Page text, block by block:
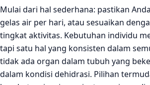
Mulai dari hal sederhana: pastikan
gelas air per hari, atau sesuaikan
tingkat aktivitas. Kebutuhan individu
tapi satu hal yang konsisten dalam
tidak ada organ dalam tubuh yang
dalam kondisi dehidrasi. Pilihan